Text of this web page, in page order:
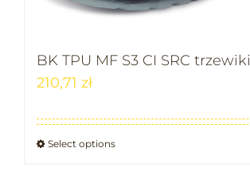
BK TPU MF S3 CI SRC trzewiki
210,71 zł
Select options